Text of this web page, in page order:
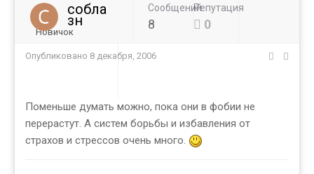
собла
зн
Новичок
Сообщений
8
Репутация
0
Опубликовано 8 декабря, 2006
Поменьше думать можно, пока они в фобии не
перерастут. А систем борьбы и избавления от
страхов и стрессов очень много.